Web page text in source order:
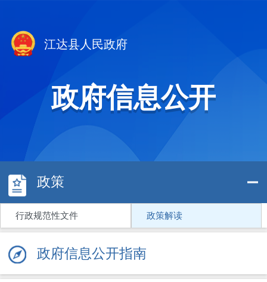
江达县人民政府
政府信息公开
政策
行政规范性文件 政策解读
政府信息公开指南